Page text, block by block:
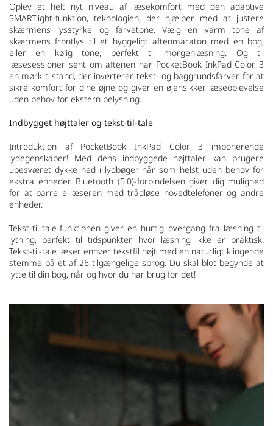
Oplev et helt nyt niveau af læsekomfort med den adaptive
SMARTlight-funktion, teknologien, der hjælper med at justere
skærmens lysstyrke og farvetone. Vælg en varm tone af
skærmens frontlys til et hyggeligt aftenmaraton med en bog,
eller en kølig tone, perfekt til morgenlæsning. Og til
læsesessioner sent om aftenen har PocketBook InkPad Color 3
en mørk tilstand, der inverterer tekst- og baggrundsfarver for at
sikre komfort for dine øjne og giver en øjensikker læseoplevelse
uden behov for ekstern belysning.
Indbygget højttaler og tekst-til-tale
Introduktion af PocketBook InkPad Color 3 imponerende
lydegenskaber! Med dens indbyggede højttaler kan brugere
ubesværet dykke ned i lydbøger når som helst uden behov for
ekstra enheder. Bluetooth (5.0)-forbindelsen giver dig mulighed
for at parre e-læseren med trådløse hovedtelefoner og andre
enheder.
Tekst-til-tale-funktionen giver en hurtig overgang fra læsning til
lytning, perfekt til tidspunkter, hvor læsning ikke er praktisk.
Tekst-til-tale læser enhver tekstfil højt med en naturligt klingende
stemme på et af 26 tilgængelige sprog. Du skal blot begynde at
lytte til din bog, når og hvor du har brug for det!